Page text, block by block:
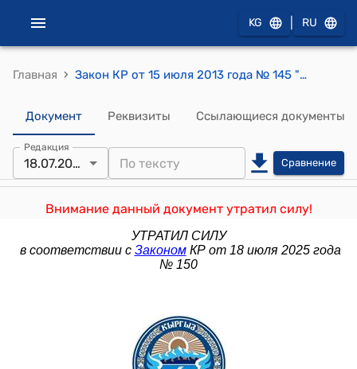
KG RU
Главная › Закон КР от 15 июля 2013 года № 145 "О переводе (трансформации) земельных участков"
Документ Реквизиты Ссылающиеся документы
Редакция
18.07.2025 Сравнение
Внимание данный документ утратил силу!